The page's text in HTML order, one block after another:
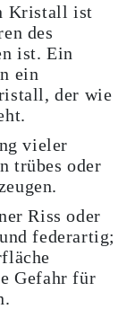
Kristall ist
des
ist. Ein
ein
der wie
vieler
trübes oder
Riss oder
federartig;
Gefahr für